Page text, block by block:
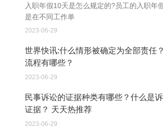
入职年假10天是怎么规定的?员工的入职年
是在不同工作单
2023-06-29
世界快讯:什么情形被确定为全部责任
流程有哪些？
2023-06-29
民事诉讼的证据种类有哪些？什么是
证据？ 天天热推荐
2023-06-29